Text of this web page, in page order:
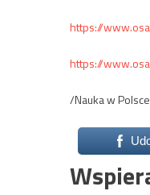
https://
https://
/Nauka w